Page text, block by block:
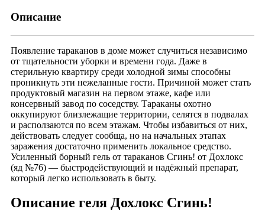
Описание
Появление тараканов в доме может случиться независимо
от тщательности уборки и времени года. Даже в
стерильную квартиру среди холодной зимы способны
проникнуть эти нежеланные гости. Причиной может стать
продуктовый магазин на первом этаже, кафе или
консервный завод по соседству. Тараканы охотно
оккупируют близлежащие территории, селятся в подвалах
и расползаются по всем этажам. Чтобы избавиться от них,
действовать следует сообща, но на начальных этапах
заражения достаточно применить локальное средство.
Усиленный борный гель от тараканов Сгинь! от Дохлокс
(яд №76) — быстродействующий и надёжный препарат,
который легко использовать в быту.
Описание геля Дохлокс Сгинь!